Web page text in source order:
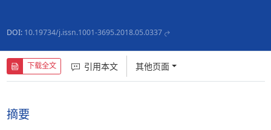
DOI: 10.19734/j.issn.1001-3695.2018.05.0337
下载全文 引用本文 其他页面
摘要